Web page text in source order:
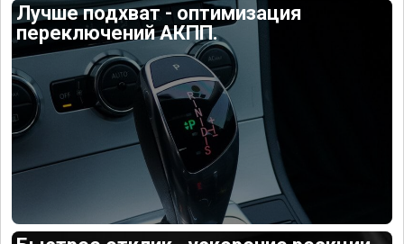
Лучше подхват - оптимизация
переключений АКПП.